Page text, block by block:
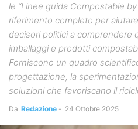
le “Linee guida Compostable
riferimento completo per
decisori politici a comprendere
imballaggi e prodotti
Forniscono un quadro
progettazione, la
soluzioni che favoriscano il
Da Redazione - 24 Ottobre 2025